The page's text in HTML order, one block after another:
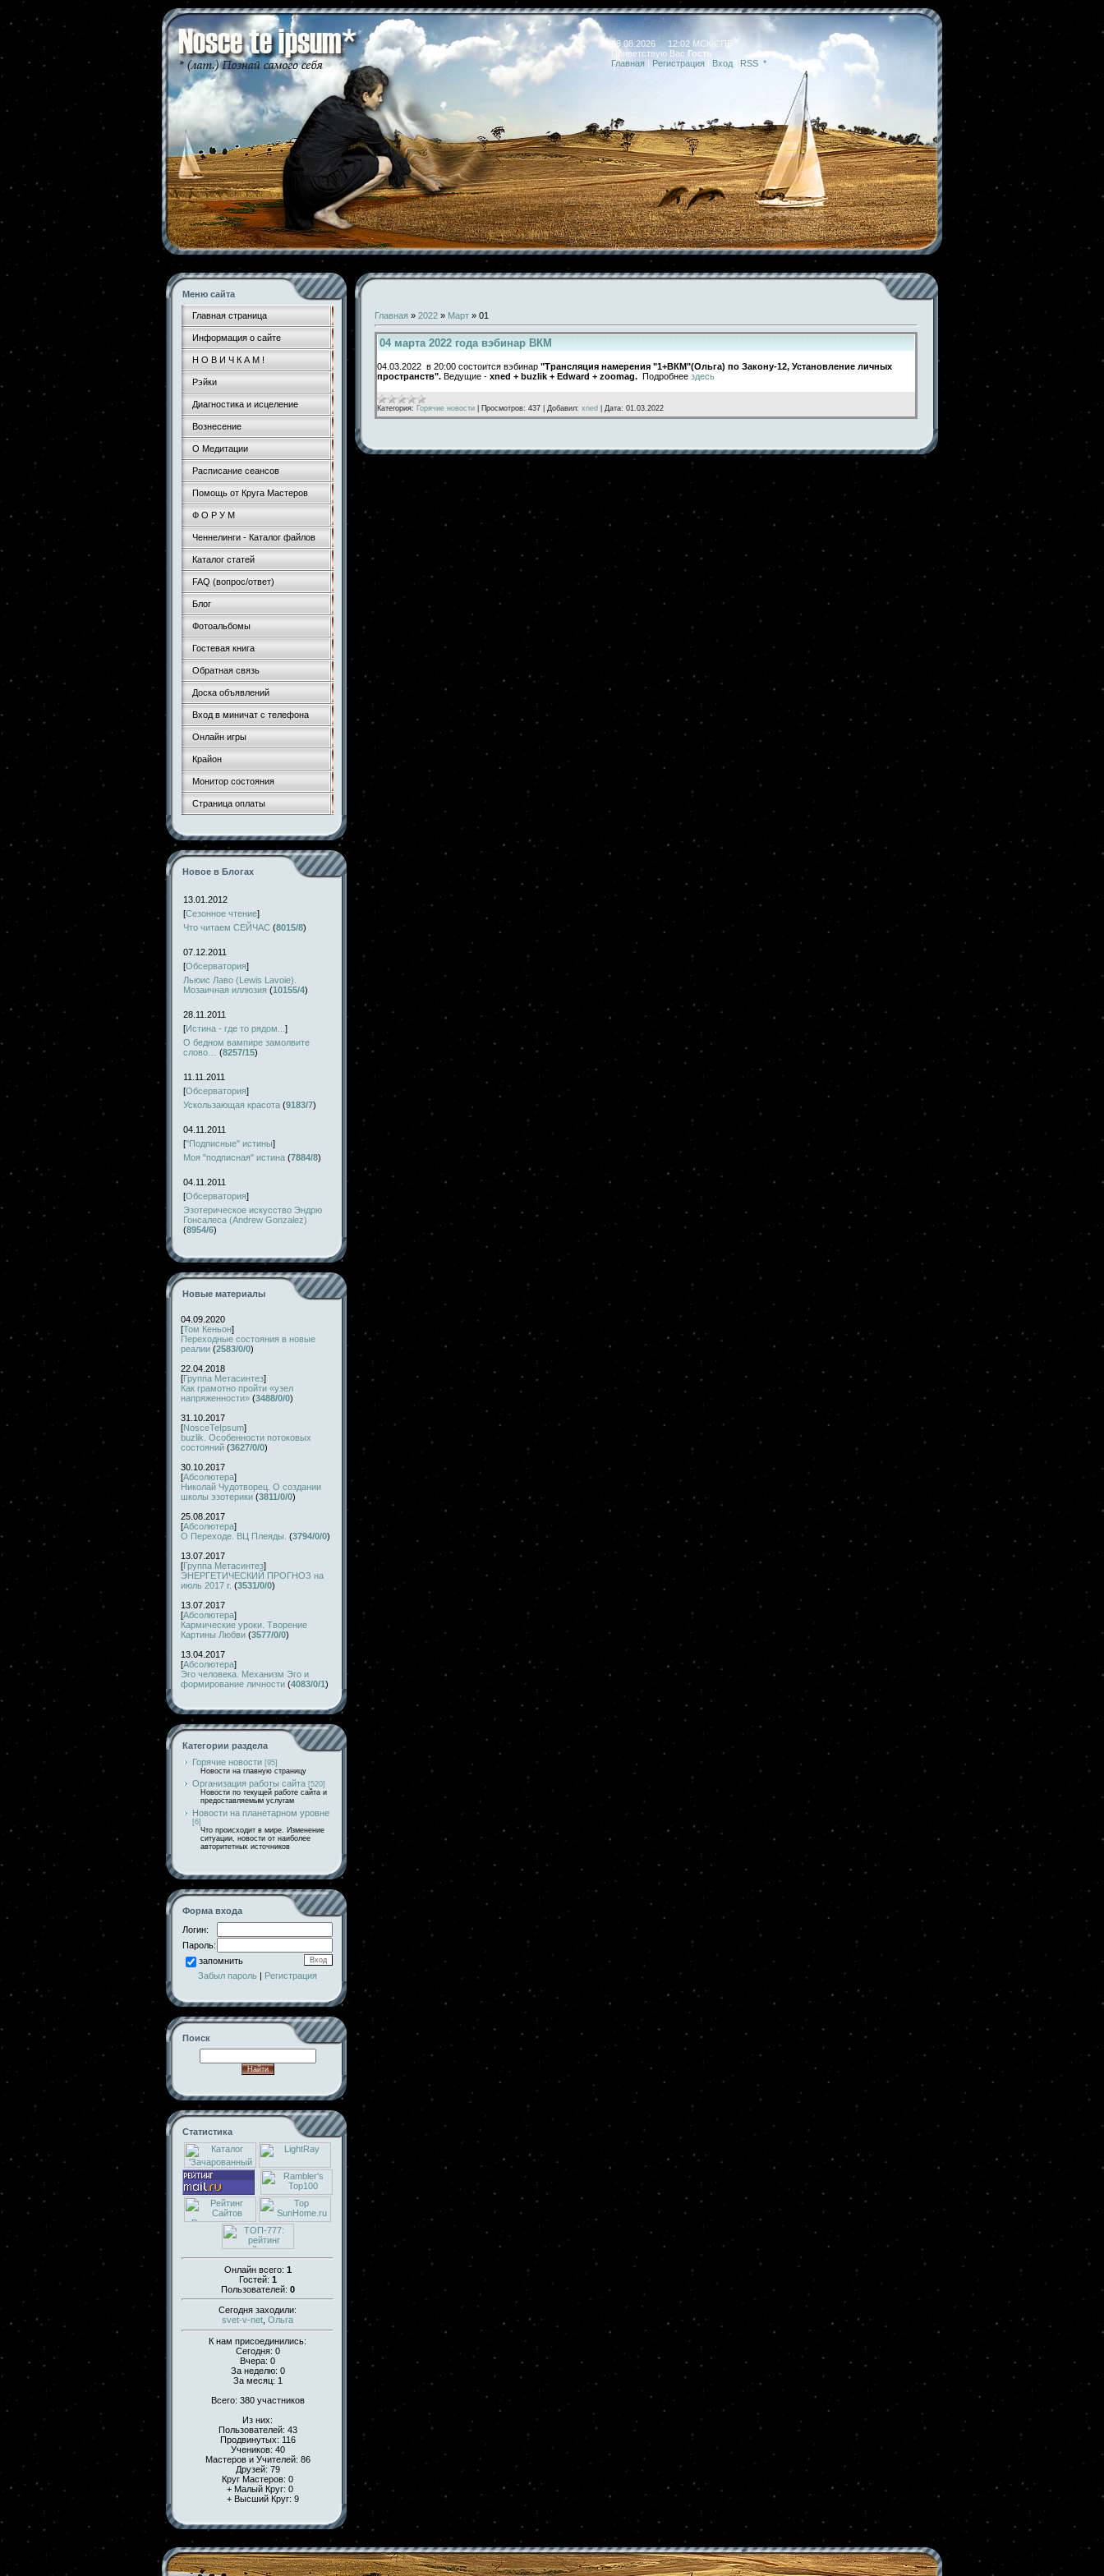
08.08.2026 12:02 МСК/СПБ
Приветствую Вас Гость
Главная | Регистрация | Вход RSS *
Меню сайта
Главная страница
Информация о сайте
Н О В И Ч К А М !
Рэйки
Диагностика и исцеление
Вознесение
О Медитации
Расписание сеансов
Помощь от Круга Мастеров
Ф О Р У М
Ченнелинги - Каталог файлов
Каталог статей
FAQ (вопрос/ответ)
Блог
Фотоальбомы
Гостевая книга
Обратная связь
Доска объявлений
Вход в миничат с телефона
Онлайн игры
Крайон
Монитор состояния
Страница оплаты
Новое в Блогах
13.01.2012
[Сезонное чтение]
Что читаем СЕЙЧАС (8015/8)
07.12.2011
[Обсерватория]
Льюис Лаво (Lewis Lavoie).
Мозаичная иллюзия (10155/4)
28.11.2011
[Истина - где то рядом... ]
О бедном вампире замолвите
слово…
(8257/15)
11.11.2011
[Обсерватория]
Ускользающая красота (9183/7)
04.11.2011
["Подписные" истины]
Моя "подписная" истина (7884/8)
04.11.2011
[Обсерватория]
Эзотерическое искусство Эндрю
Гонсалеса (Andrew Gonzalez)
(8954/6)
Новые материалы
04.09.2020
[Том Кеньон]
Переходные состояния в новые
реалии (2583/0/0)
22.04.2018
[Группа Метасинтез]
Как грамотно пройти «узел
напряженности» (3488/0/0)
31.10.2017
[NosceTeIpsum]
buzlik. Особенности потоковых
состояний (3627/0/0)
30.10.2017
[Абсолютера]
Николай Чудотворец. О создании
школы эзотерики (3811/0/0)
25.08.2017
[Абсолютера]
О Переходе. ВЦ Плеяды. (3794/0/0)
13.07.2017
[Группа Метасинтез]
ЭНЕРГЕТИЧЕСКИЙ ПРОГНОЗ на
июль 2017 г. (3531/0/0)
13.07.2017
[Абсолютера]
Кармические уроки. Творение
Картины Любви (3577/0/0)
13.04.2017
[Абсолютера]
Эго человека. Механизм Эго и
формирование личности (4083/0/1)
Категории раздела
Горячие новости [95]
Новости на главную страницу
Организация работы сайта [520]
Новости по текущей работе сайта и
предоставляемым услугам
Новости на планетарном уровне
[6]
Что происходит в мире. Изменение
ситуации, новости от наиболее
авторитетных источников
Форма входа
Логин:
Пароль:
запомнить
Забыл пароль | Регистрация
Поиск
Статистика
Онлайн всего: 1
Гостей: 1
Пользователей: 0
Сегодня заходили:
svet-v-net Ольга
К нам присоединились:
Сегодня: 0
Вчера: 0
За неделю: 0
За месяц: 1
Всего: 380 участников
Из них:
Пользователей: 43
Продвинутых: 116
Учеников: 40
Мастеров и Учителей: 86
Друзей: 79
Круг Мастеров: 0
+ Малый Круг: 0
+ Высший Круг: 9
Главная » 2022 » Март » 01
04 марта 2022 года вэбинар ВКМ
04.03.2022 в 20:00 состоится вэбинар "Трансляция намерения "1+ВКМ"(Ольга) по Закону-12, Установление личных
пространств". Ведущие - xned + buzlik + Edward + zoomag. Подробнее здесь
Категория: Горячие новости Просмотров: 437 Добавил: xned Дата: 01.03.2022